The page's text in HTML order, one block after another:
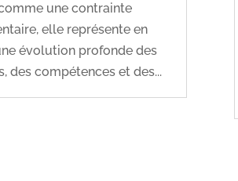
une contrainte
elle représente en
évolution profonde des
des compétences et des...